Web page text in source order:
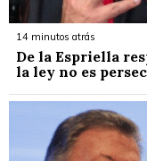
14 minutos atrás
De la Espriella
la ley no es